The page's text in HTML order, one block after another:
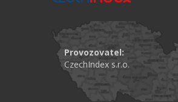
Provozovatel:
CzechIndex s.r.o.